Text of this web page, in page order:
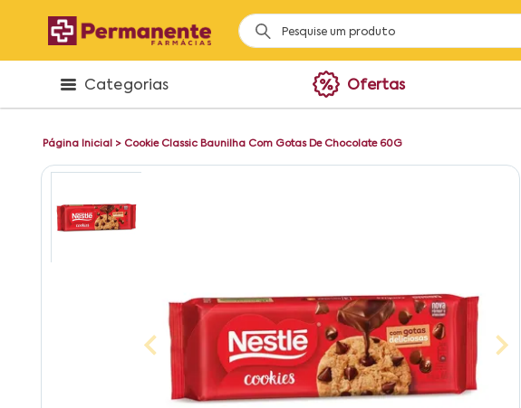
Categorias Ofertas
Página Inicial > Cookie Classic Baunilha Com Gotas De Chocolate 60G